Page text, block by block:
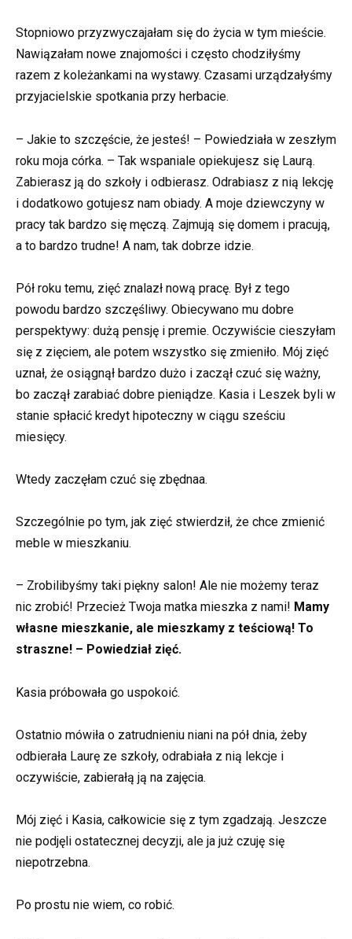
Stopniowo przyzwyczajałam się do życia w tym mieście.
Nawiązałam nowe znajomości i często chodziłyśmy
razem z koleżankami na wystawy. Czasami urządzałyśmy
przyjacielskie spotkania przy herbacie.
– Jakie to szczęście, że jesteś! – Powiedziała w zeszłym
roku moja córka. – Tak wspaniale opiekujesz się Laurą.
Zabierasz ją do szkoły i odbierasz. Odrabiasz z nią lekcję
i dodatkowo gotujesz nam obiady. A moje dziewczyny w
pracy tak bardzo się męczą. Zajmują się domem i pracują,
a to bardzo trudne! A nam, tak dobrze idzie.
Pół roku temu, zięć znalazł nową pracę. Był z tego
powodu bardzo szczęśliwy. Obiecywano mu dobre
perspektywy: dużą pensję i premie. Oczywiście cieszyłam
się z zięciem, ale potem wszystko się zmieniło. Mój zięć
uznał, że osiągnął bardzo dużo i zaczął czuć się ważny,
bo zaczął zarabiać dobre pieniądze. Kasia i Leszek byli w
stanie spłacić kredyt hipoteczny w ciągu sześciu
miesięcy.
Wtedy zaczęłam czuć się zbędnaa.
Szczególnie po tym, jak zięć stwierdził, że chce zmienić
meble w mieszkaniu.
– Zrobilibyśmy taki piękny salon! Ale nie możemy teraz
nic zrobić! Przecież Twoja matka mieszka z nami! Mamy
własne mieszkanie, ale mieszkamy z teściową! To
straszne! – Powiedział zięć.
Kasia próbowała go uspokoić.
Ostatnio mówiła o zatrudnieniu niani na pół dnia, żeby
odbierała Laurę ze szkoły, odrabiała z nią lekcje i
oczywiście, zabierałą ją na zajęcia.
Mój zięć i Kasia, całkowicie się z tym zgadzają. Jeszcze
nie podjęli ostatecznej decyzji, ale ja już czuję się
niepotrzebna.
Po prostu nie wiem, co robić.